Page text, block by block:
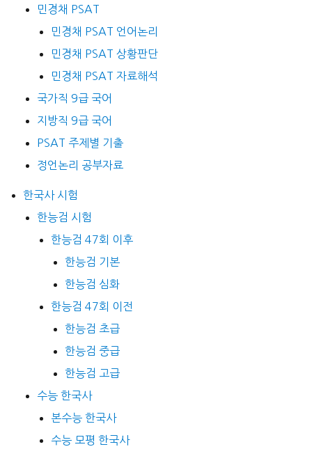
민경채 PSAT
민경채 PSAT 언어논리
민경채 PSAT 상황판단
민경채 PSAT 자료해석
국가직 9급 국어
지방직 9급 국어
PSAT 주제별 기출
정언논리 공부자료
한국사 시험
한능검 시험
한능검 47회 이후
한능검 기본
한능검 심화
한능검 47회 이전
한능검 초급
한능검 중급
한능검 고급
수능 한국사
본수능 한국사
수능 모평 한국사